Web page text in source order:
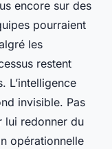
encore sur des
pourraient
les
restent
L’intelligence
invisible. Pas
lui redonner du
opérationnelle